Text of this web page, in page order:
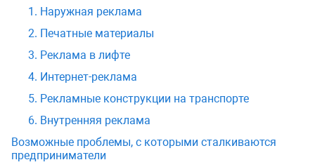
1. Наружная реклама
2. Печатные материалы
3. Реклама в лифте
4. Интернет-реклама
5. Рекламные конструкции на транспорте
6. Внутренняя реклама
Возможные проблемы, с которыми сталкиваются
предприниматели